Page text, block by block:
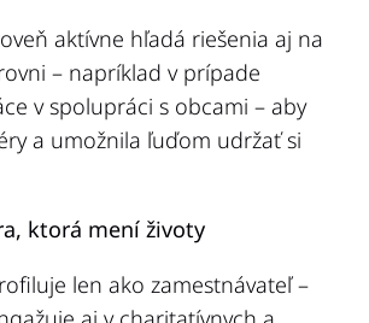
aktívne hľadá riešenia aj na
– napríklad v prípade
v spolupráci s obcami – aby
a umožnila ľuďom udržať si
ktorá mení životy
len ako zamestnávateľ –